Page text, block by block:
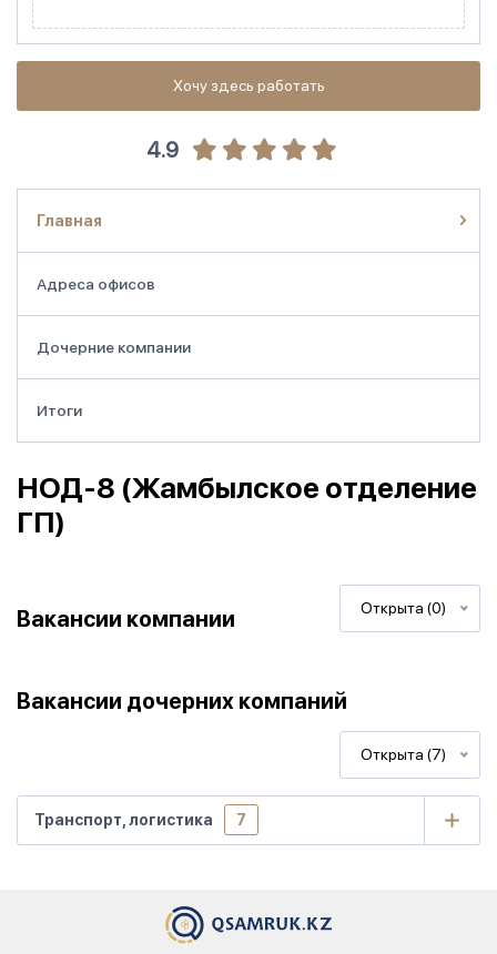
Хочу здесь работать
4.9
Главная
Адреса офисов
Дочерние компании
Итоги
НОД-8 (Жамбылское отделение
ГП)
Вакансии компании Открыта (0)
Вакансии дочерних компаний
Открыта (7)
Транспорт, логистика 7